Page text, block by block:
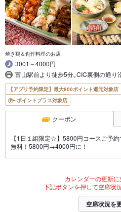
焼き鶏＆創作料理のお店
3001～4000円
富山駅前より徒歩5分｡CIC裏側の通り
【アプリ予約限定】最大800ポイント還元対象店
ポイントプラス対象店
クーポン
【1日１組限定☆】5800円コースご予
無料！5800円→4000円に！
カレンダーの更新に
下記ボタンを押して空席状
空席状況を